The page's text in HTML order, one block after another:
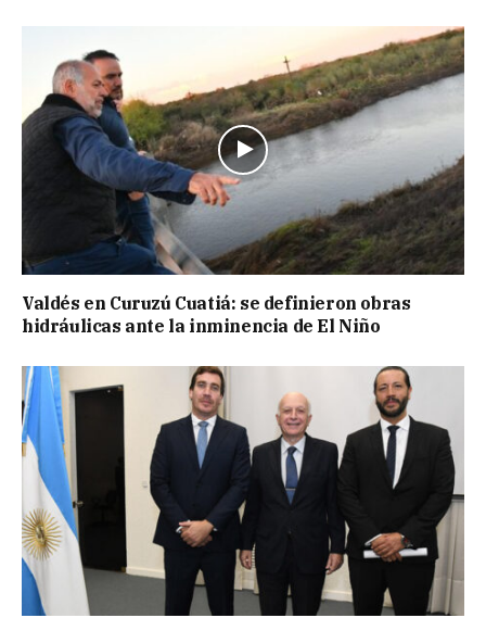
Valdés en Curuzú Cuatiá: se definieron obras
hidráulicas ante la inminencia de El Niño